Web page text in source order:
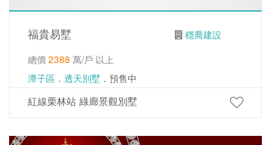
福貴易墅
穩喬建設
總價2388 萬/戶 以上
潭子區 ． 透天別墅 ．預售中
紅線栗林站 綠廊景觀別墅